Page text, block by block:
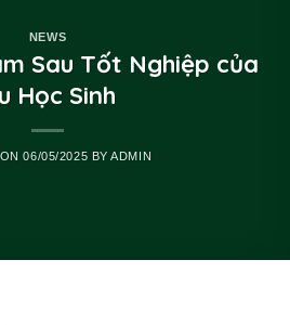
NEWS
Sau Tốt Nghiệp của
Học Sinh
ON06/05/2025 BYADMIN